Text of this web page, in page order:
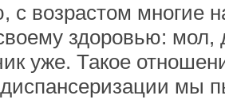
с возрастом многие
здоровью: мол,
уже. Такое
мы